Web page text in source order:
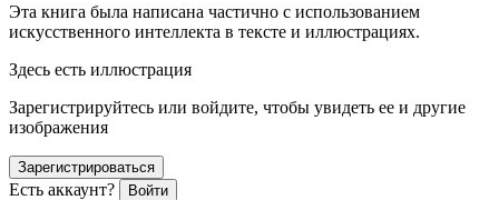
Эта книга была написана частично с использованием
искусственного интеллекта в тексте и иллюстрациях.
Здесь есть иллюстрация
Зарегистрируйтесь или войдите, чтобы увидеть ее и другие
изображения
Зарегистрироваться
Есть аккаунт? Войти